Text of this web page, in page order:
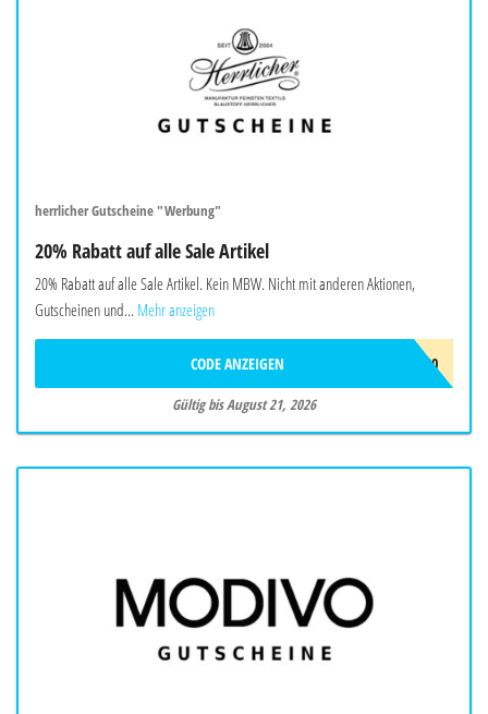
herrlicher Gutscheine "Werbung"
20% Rabatt auf alle Sale Artikel
20% Rabatt auf alle Sale Artikel. Kein MBW. Nicht mit anderen Aktionen,
Gutscheinen und... Mehr anzeigen
HOT20
CODE ANZEIGEN
Gültig bis August 21, 2026